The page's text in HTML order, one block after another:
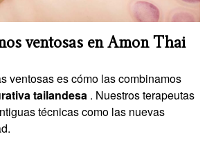
ventosas en Amon Thai
ventosas es cómo las combinamos
tailandesa . Nuestros terapeutas
técnicas como las nuevas